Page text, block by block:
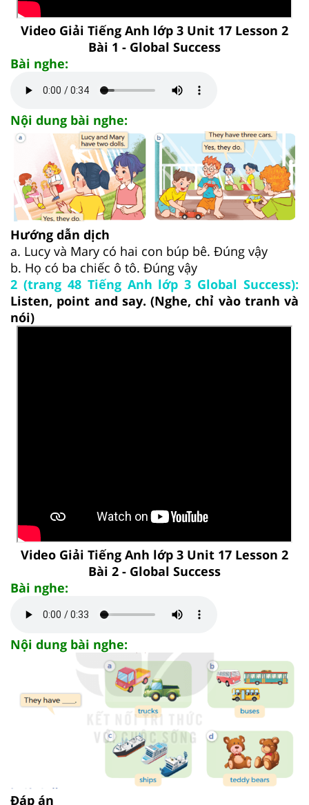
Video Giải Tiếng Anh lớp 3 Unit 17 Lesson 2
Bài 1 - Global Success
Bài nghe:
Nội dung bài nghe:
Hướng dẫn dịch
a. Lucy và Mary có hai con búp bê. Đúng vậy
b. Họ có ba chiếc ô tô. Đúng vậy
2 (trang 48 Tiếng Anh lớp 3 Global Success):
Listen, point and say. (Nghe, chỉ vào tranh và
nói)
Video Giải Tiếng Anh lớp 3 Unit 17 Lesson 2
Bài 2 - Global Success
Bài nghe:
Nội dung bài nghe:
Đáp án